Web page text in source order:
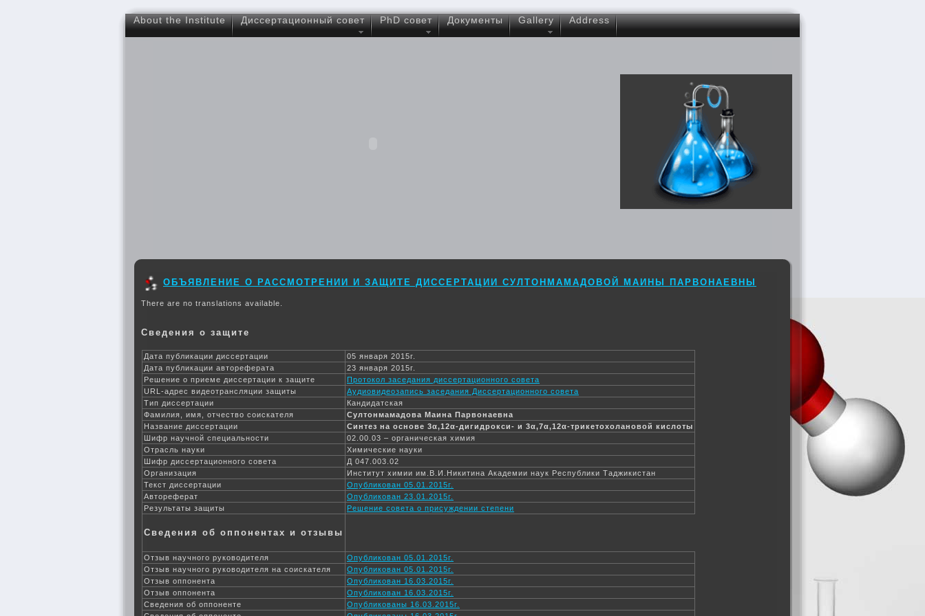
About the Institute Диссертационный совет PhD совет Документы Gallery Address
ОБЪЯВЛЕНИЕ О РАССМОТРЕНИИ И ЗАЩИТЕ ДИССЕРТАЦИИ СУЛТОНМАМАДОВОЙ МАИНЫ ПАРВОНАЕВНЫ
There are no translations available.
Сведения о защите
Дата публикации диссертации
05 января 2015г.
Дата публикации автореферата
23 января 2015г.
Решение о приеме диссертации к защите
Протокол заседания диссертационного совета
URL-адрес видеотрансляции защиты
Аудиовидеозапись заседания Диссертационного совета
Тип диссертации
Кандидатская
Фамилия, имя, отчество соискателя
Султонмамадова Маина Парвонаевна
Название диссертации
Синтез на основе 3α,12α-дигидрокси- и 3α,7α,12α-трикетохолановой кислоты
Шифр научной специальности
02.00.03 – органическая химия
Отрасль науки
Химические науки
Шифр диссертационного совета
Д 047.003.02
Организация
Институт химии им.В.И.Никитина Академии наук Республики Таджикистан
Текст диссертации
Опубликован 05.01.2015г.
Автореферат
Опубликован 23.01.2015г.
Результаты защиты
Решение совета о присуждении степени
Сведения об оппонентах и отзывы
Отзыв научного руководителя
Опубликован 05.01.2015г.
Отзыв научного руководителя на соискателя
Опубликован 05.01.2015г.
Отзыв оппонента
Опубликован 16.03.2015г.
Отзыв оппонента
Опубликован 16.03.2015г.
Сведения об оппоненте
Опубликованы 16.03.2015г.